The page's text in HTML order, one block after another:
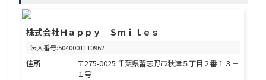
株式会社Ｈａｐｐｙ Ｓｍｉｌｅｓ
法人番号:5040001110962
住所
〒275-0025 千葉県習志野市秋津５丁目２番１３－
１号